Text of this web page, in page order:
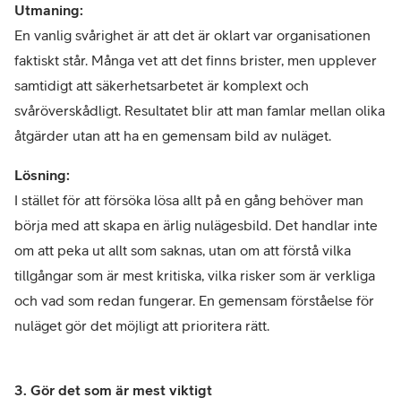
Utmaning:
En vanlig svårighet är att det är oklart var organisationen
faktiskt står. Många vet att det finns brister, men upplever
samtidigt att säkerhetsarbetet är komplext och
svåröverskådligt. Resultatet blir att man famlar mellan olika
åtgärder utan att ha en gemensam bild av nuläget.
Lösning:
I stället för att försöka lösa allt på en gång behöver man
börja med att skapa en ärlig nulägesbild. Det handlar inte
om att peka ut allt som saknas, utan om att förstå vilka
tillgångar som är mest kritiska, vilka risker som är verkliga
och vad som redan fungerar. En gemensam förståelse för
nuläget gör det möjligt att prioritera rätt.
3. Gör det som är mest viktigt